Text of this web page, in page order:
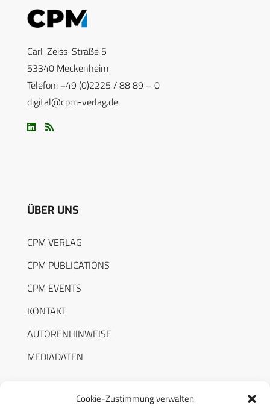
Cookie-Zustimmung verwalten
Carl-Zeiss-Straße 5
53340 Meckenheim
Telefon: +49 (0)2225 / 88 89 – 0
digital@cpm-verlag.de
ÜBER UNS
CPM VERLAG
CPM PUBLICATIONS
CPM EVENTS
KONTAKT
AUTORENHINWEISE
MEDIADATEN